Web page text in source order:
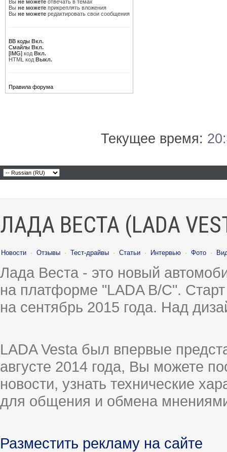
Вы не можете отвечать в темах
Вы не можете прикреплять вложения
Вы не можете редактировать свои сообщения
BB коды Вкл.
Смайлы Вкл.
[IMG] код Вкл.
HTML код Выкл.
Правила форума
Текущее время:
ЛАДА ВЕСТА (LADA
Новости · Отзывы · Тест-драйвы · Статьи · Интервью · Фото ·
Лада Веста - это новый
на платформе "LADA B/C".
на сентябрь 2015 года. Над
LADA Vesta был впервые
августе 2014 года, Вы можете
новости, узнать технические
для общения и обмена
Разместить рекламу на сайте